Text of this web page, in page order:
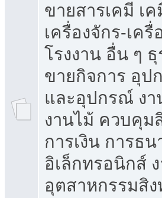
ขายสารเคมี เ
เครื่องจักร-เค
โรงงาน อื่น ๆ
ขายกิจการ อุป
และอุปกรณ์ ง
งานไม้ ควบคุม
การเงิน การธ
อิเล็กทรอนิกส์
อุตสาหกรรมสิ